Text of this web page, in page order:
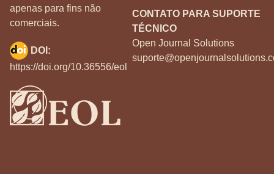
apenas para fins não
comerciais.
CONTATO PARA SUPORTE
TÉCNICO
Open Journal Solutions
DOI:
https://doi.org/10.36556/eol